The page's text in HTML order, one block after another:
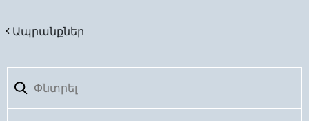
Ապրանքներ